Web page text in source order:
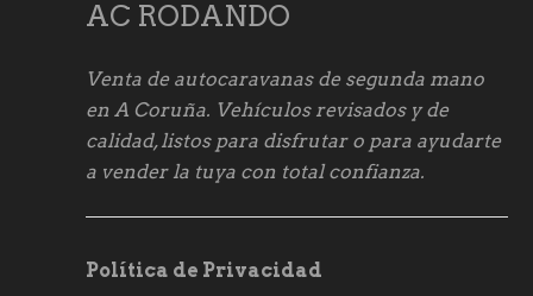
AC RODANDO
Venta de autocaravanas de segunda mano
en A Coruña. Vehículos revisados y de
calidad, listos para disfrutar o para ayudarte
a vender la tuya con total confianza.
Política de Privacidad